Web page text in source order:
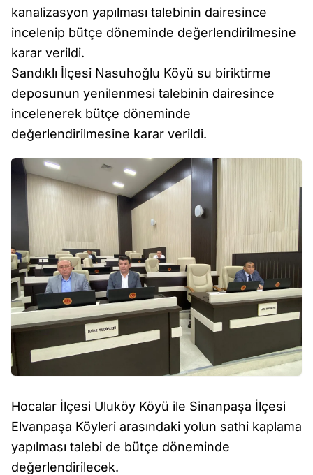
kanalizasyon yapılması talebinin dairesince
incelenip bütçe döneminde değerlendirilmesine
karar verildi.
Sandıklı İlçesi Nasuhoğlu Köyü su biriktirme
deposunun yenilenmesi talebinin dairesince
incelenerek bütçe döneminde
değerlendirilmesine karar verildi.
Hocalar İlçesi Uluköy Köyü ile Sinanpaşa İlçesi
Elvanpaşa Köyleri arasındaki yolun sathi kaplama
yapılması talebi de bütçe döneminde
değerlendirilecek.